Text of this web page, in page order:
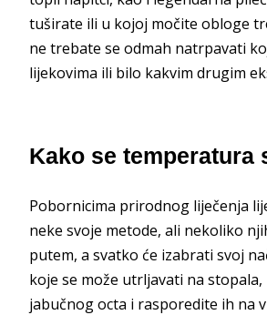
tuširate ili u kojoj močite obloge
ne trebate se odmah natrpavati
lijekovima ili bilo kakvim drugim
Kako se temperatura
Pobornicima prirodnog liječenja
neke svoje metode, ali nekoliko
putem, a svatko će izabrati svoj
koje se može utrljavati na
jabučnog octa i rasporedite ih na